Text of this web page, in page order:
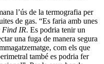
l’ús de la termografia per
de gas. “Es faria amb unes
Find IR. Es podria tenir un
una fuga de manera segura
com els que
també es podria fer